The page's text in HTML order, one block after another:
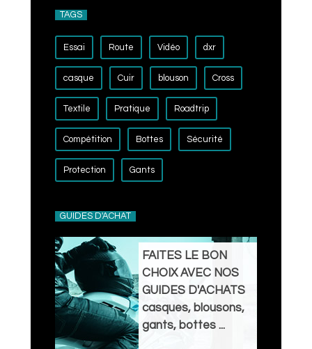
TAGS
Essai Route Vidéo dxr
casque Cuir blouson Cross
Textile Pratique Roadtrip
Compétition Bottes Sécurité
Protection Gants
GUIDES D'ACHAT
FAITES LE BON
CHOIX AVEC NOS
GUIDES D'ACHATS
casques, blousons,
gants, bottes ...